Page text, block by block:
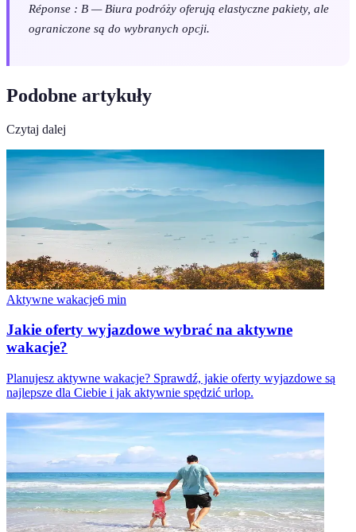
Réponse : B — Biura podróży oferują elastyczne pakiety, ale
ograniczone są do wybranych opcji.
Podobne artykuły
Czytaj dalej
Aktywne wakacje6 min
Jakie oferty wyjazdowe wybrać na aktywne
wakacje?
Planujesz aktywne wakacje? Sprawdź, jakie oferty wyjazdowe są
najlepsze dla Ciebie i jak aktywnie spędzić urlop.